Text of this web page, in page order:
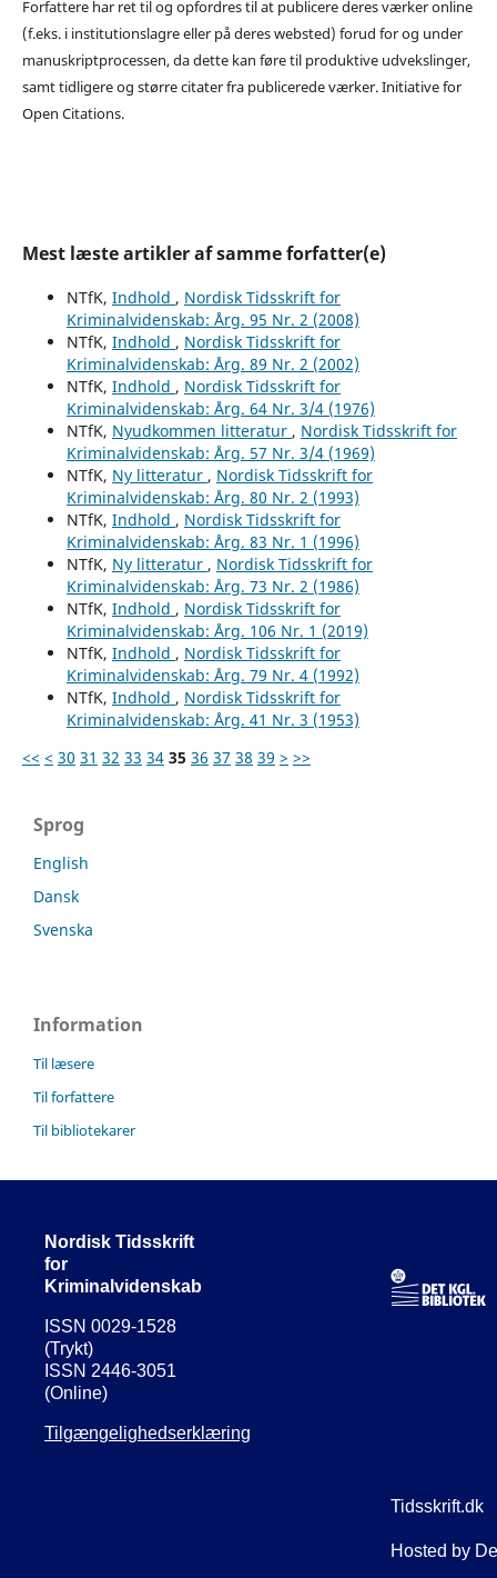
Forfattere har ret til og opfordres til at publicere deres værker online
(f.eks. i institutionslagre eller på deres websted) forud for og under
manuskriptprocessen, da dette kan føre til produktive udvekslinger,
samt tidligere og større citater fra publicerede værker. Initiative for
Open Citations.
Mest læste artikler af samme forfatter(e)
NTfK, Indhold , Nordisk Tidsskrift for
Kriminalvidenskab: Årg. 95 Nr. 2 (2008)
NTfK, Indhold , Nordisk Tidsskrift for
Kriminalvidenskab: Årg. 89 Nr. 2 (2002)
NTfK, Indhold , Nordisk Tidsskrift for
Kriminalvidenskab: Årg. 64 Nr. 3/4 (1976)
NTfK, Nyudkommen litteratur , Nordisk Tidsskrift for
Kriminalvidenskab: Årg. 57 Nr. 3/4 (1969)
NTfK, Ny litteratur , Nordisk Tidsskrift for
Kriminalvidenskab: Årg. 80 Nr. 2 (1993)
NTfK, Indhold , Nordisk Tidsskrift for
Kriminalvidenskab: Årg. 83 Nr. 1 (1996)
NTfK, Ny litteratur , Nordisk Tidsskrift for
Kriminalvidenskab: Årg. 73 Nr. 2 (1986)
NTfK, Indhold , Nordisk Tidsskrift for
Kriminalvidenskab: Årg. 106 Nr. 1 (2019)
NTfK, Indhold , Nordisk Tidsskrift for
Kriminalvidenskab: Årg. 79 Nr. 4 (1992)
NTfK, Indhold , Nordisk Tidsskrift for
Kriminalvidenskab: Årg. 41 Nr. 3 (1953)
<< < 30 31 32 33 34 35 36 37 38 39 > >>
Sprog
English
Dansk
Svenska
Information
Til læsere
Til forfattere
Til bibliotekarer
Nordisk Tidsskrift
for
Kriminalvidenskab
ISSN 0029-1528
(Trykt)
ISSN 2446-3051
(Online)
Tilgængelighedserklæring